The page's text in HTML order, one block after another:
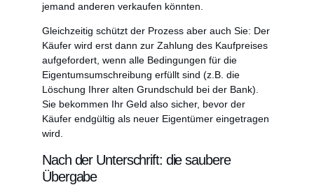
jemand anderen verkaufen könnten.
Gleichzeitig schützt der Prozess aber auch Sie: Der
Käufer wird erst dann zur Zahlung des Kaufpreises
aufgefordert, wenn alle Bedingungen für die
Eigentumsumschreibung erfüllt sind (z.B. die
Löschung Ihrer alten Grundschuld bei der Bank).
Sie bekommen Ihr Geld also sicher, bevor der
Käufer endgültig als neuer Eigentümer eingetragen
wird.
Nach der Unterschrift: die saubere
Übergabe